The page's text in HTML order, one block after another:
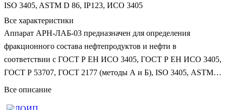
ISO 3405, ASTM D 86, IP123, ИСО 3405
Все характеристики
Аппарат АРН-ЛАБ-03 предназначен для определения
фракционного состава нефтепродуктов и нефти в
соответствии с ГОСТ Р ЕН ИСО 3405, ГОСТ Р ЕН ИСО 3405,
ГОСТ Р 53707, ГОСТ 2177 (методы А и Б), ISO 3405, ASTM D
86, IP123, ИСО 3405 и другими аналогичными стандартами.
Все описание